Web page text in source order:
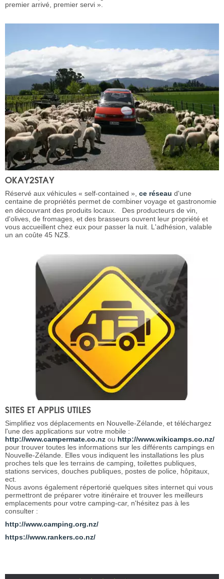
premier arrivé, premier servi ».
OKAY2STAY
Réservé aux véhicules « self-contained », ce réseau d'une
centaine de propriétés permet de combiner voyage et gastronomie
en découvrant des produits locaux. Des producteurs de vin,
d'olives, de fromages, et des brasseurs ouvrent leur propriété et
vous accueillent chez eux pour passer la nuit. L'adhésion, valable
un an coûte 45 NZ$.
SITES ET APPLIS UTILES
Simplifiez vos déplacements en Nouvelle-Zélande, et téléchargez
l'une des applications sur votre mobile :
http://www.campermate.co.nz ou http://www.wikicamps.co.nz/
pour trouver toutes les informations sur les différents campings en
Nouvelle-Zélande. Elles vous indiquent les installations les plus
proches tels que les terrains de camping, toilettes publiques,
stations services, douches publiques, postes de police, hôpitaux,
ect.
Nous avons également répertorié quelques sites internet qui vous
permettront de préparer votre itinéraire et trouver les meilleurs
emplacements pour votre camping-car, n'hésitez pas à les
consulter :
http://www.camping.org.nz/
https://www.rankers.co.nz/